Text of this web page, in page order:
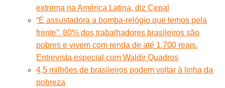
extrema na América Latina, diz Cepal
“É assustadora a bomba-relógio que temos pela
frente”. 80% dos trabalhadores brasileiros são
pobres e vivem com renda de até 1.700 reais.
Entrevista especial com Waldir Quadros
4,5 milhões de brasileiros podem voltar à linha da
pobreza